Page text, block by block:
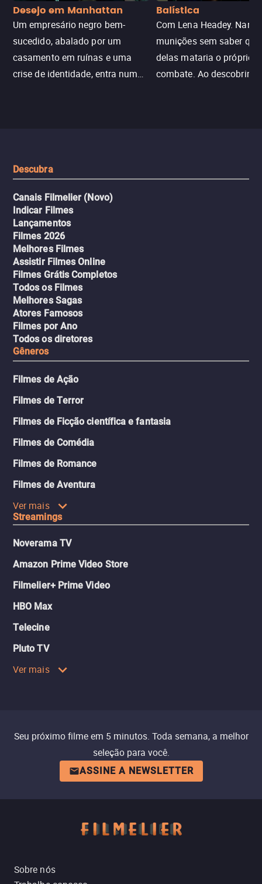
Desejo em Manhattan
Um empresário negro bem-
sucedido, abalado por um
casamento em ruínas e uma
crise de identidade, entra num
Balística
Com Lena Headey.
munições sem saber
delas mataria o próprio
combate. Ao descobrir a
Descubra
Canais Filmelier (Novo)
Indicar Filmes
Lançamentos
Filmes 2026
Melhores Filmes
Assistir Filmes Online
Filmes Grátis Completos
Todos os Filmes
Melhores Sagas
Atores Famosos
Filmes por Ano
Todos os diretores
Gêneros
Filmes de Ação
Filmes de Terror
Filmes de Ficção científica e fantasia
Filmes de Comédia
Filmes de Romance
Filmes de Aventura
Ver mais
Streamings
Noverama TV
Amazon Prime Video Store
Filmelier+ Prime Video
HBO Max
Telecine
Pluto TV
Ver mais
Seu próximo filme em 5 minutos. Toda semana, a melhor
seleção para você.
ASSINE A NEWSLETTER
Sobre nós